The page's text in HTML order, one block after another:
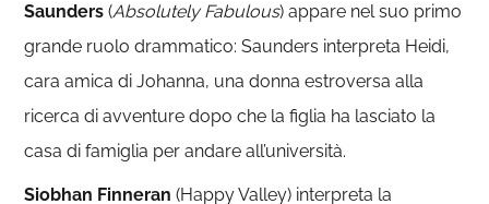
Saunders (Absolutely Fabulous) appare nel suo primo
grande ruolo drammatico: Saunders interpreta Heidi,
cara amica di Johanna, una donna estroversa alla
ricerca di avventure dopo che la figlia ha lasciato la
casa di famiglia per andare all’università.
Siobhan Finneran(Happy Valley) interpreta la